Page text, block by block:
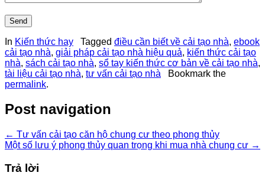
In Kiến thức hay Tagged điều cần biết về cải tạo nhà, ebook
cải tạo nhà, giải pháp cải tạo nhà hiệu quả, kiến thức cải tạo
nhà, sách cải tạo nhà, sổ tay kiến thức cơ bản về cải tạo nhà,
tài liệu cải tạo nhà, tư vấn cải tạo nhà Bookmark the
permalink.
Post navigation
← Tư vấn cải tạo căn hộ chung cư theo phong thủy
Một số lưu ý phong thủy quan trọng khi mua nhà chung cư →
Trả lời